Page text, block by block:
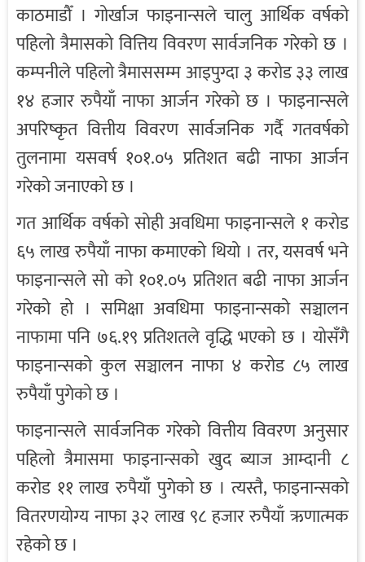
काठमाडौँ । गोर्खाज फाइनान्सले चालु आर्थिक वर्षको
पहिलो त्रैमासको वित्तिय विवरण सार्वजनिक गरेको छ ।
कम्पनीले पहिलो त्रैमाससम्म आइपुग्दा ३ करोड ३३ लाख
१४ हजार रुपैयाँ नाफा आर्जन गरेको छ । फाइनान्सले
अपरिष्कृत वित्तीय विवरण सार्वजनिक गर्दै गतवर्षको
तुलनामा यसवर्ष १०१.०५ प्रतिशत बढी नाफा आर्जन
गरेको जनाएको छ ।
गत आर्थिक वर्षको सोही अवधिमा फाइनान्सले १ करोड
६५ लाख रुपैयाँ नाफा कमाएको थियो । तर, यसवर्ष भने
फाइनान्सले सो को १०१.०५ प्रतिशत बढी नाफा आर्जन
गरेको हो । समिक्षा अवधिमा फाइनान्सको सञ्चालन
नाफामा पनि ७६.१९ प्रतिशतले वृद्धि भएको छ । योसँगै
फाइनान्सको कुल सञ्चालन नाफा ४ करोड ८५ लाख
रुपैयाँ पुगेको छ ।
फाइनान्सले सार्वजनिक गरेको वित्तीय विवरण अनुसार
पहिलो त्रैमासमा फाइनान्सको खुद ब्याज आम्दानी ८
करोड ११ लाख रुपैयाँ पुगेको छ । त्यस्तै, फाइनान्सको
वितरणयोग्य नाफा ३२ लाख ९८ हजार रुपैयाँ ऋणात्मक
रहेको छ ।